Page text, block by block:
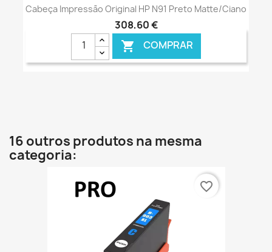
Cabeça Impressão Original HP N91 Preto Matte/Ciano
308,60 €
 COMPRAR
16 outros produtos na mesma
categoria:
favorite_border